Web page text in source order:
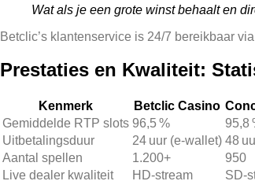
Wat als je een grote winst behaalt en
Betclic’s klantenservice is 24/7 bereikbaar
Prestaties en Kwaliteit:
Kenmerk Betclic Casino
Gemiddelde RTP slots 96,5 % 95,8
Uitbetalingsduur
24 uur (e‑wallet) 48
Aantal spellen
1.200+ 950
Live dealer kwaliteit
HD‑stream